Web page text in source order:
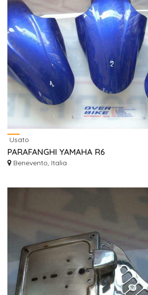
Usato
PARAFANGHI YAMAHA R6
Benevento, Italia